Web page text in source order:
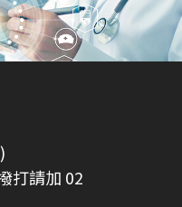
打請加 02